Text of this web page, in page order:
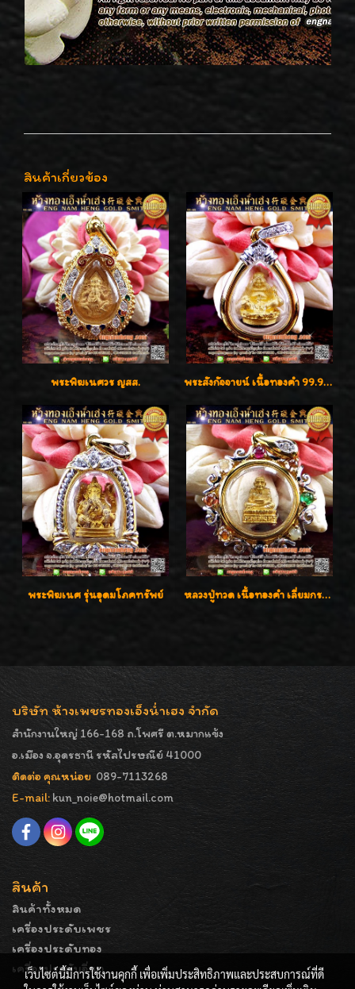
สินค้าเกี่ยวข้อง
พระพิฆเนศวร ญสส. พระสังกัจจายน์ เนื้อทองคำ 99.99%
พระพิฆเนศ รุ่นอุดมโภคทรัพย์ หลวงปู่ทวด เนื้อทองคำ เลี่ยมกรอบทองคำประดับเพชรแท้และพลอยนพเก้า น่ารักมากๆค่ะ
บริษัท ห้างเพชรทองเอ็งน่ำเฮง จำกัด
สำนักงานใหญ่ 166-168 ถ.โพศรี ต.หมากแข้ง
อ.เมือง จ.อุดรธานี รหัสไปรษณีย์ 41000
ติดต่อ คุณหน่อย 089-7113268
E-mail: kun_noie@hotmail.com
สินค้า
สินค้าทั้งหมด
เครื่องประดับเพชร
เครื่องประดับทอง
เครื่องประดับอื่นๆ
เว็บไซต์นี้มีการใช้งานคุกกี้ เพื่อเพิ่มประสิทธิภาพและประสบการณ์ที่ดี